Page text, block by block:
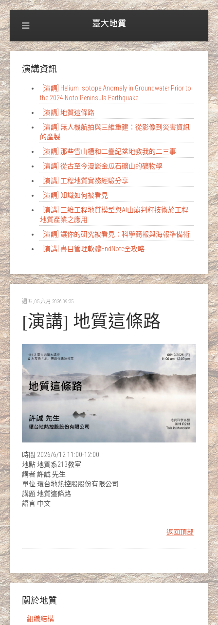
演講資訊
[演講] Helium Isotope Anomaly in Groundwater Prior to
the 2024 Noto Peninsula Earthquake
[演講] 地質這條路
[演講] 無人機航拍與三維重建：從影像到災害資訊
的產製
[演講] 那些雪山槽和二疊紀盆地教我的二三事
[演講] 從古至今漫談金瓜石礦山的礦物學
[演講] 工程地質實務經驗分享
[演講] 知識如何被看見
[演講] 三維工程地質模型與AI山崩判釋技術於工程
地質產業之應用
[演講] 讓你的研究被看見：科學簡報與海報準備術
[演講] 書目管理軟體EndNote全攻略
週五, 05 六月 2026 09:35
[演講] 地質這條路
時間 2026/6/12 11:00-12:00
地點 地質系213教室
講者 許誠 先生
單位 環台地熱控股股份有限公司
講題 地質這條路
語言 中文
返回頂部
關於地質
組織結構